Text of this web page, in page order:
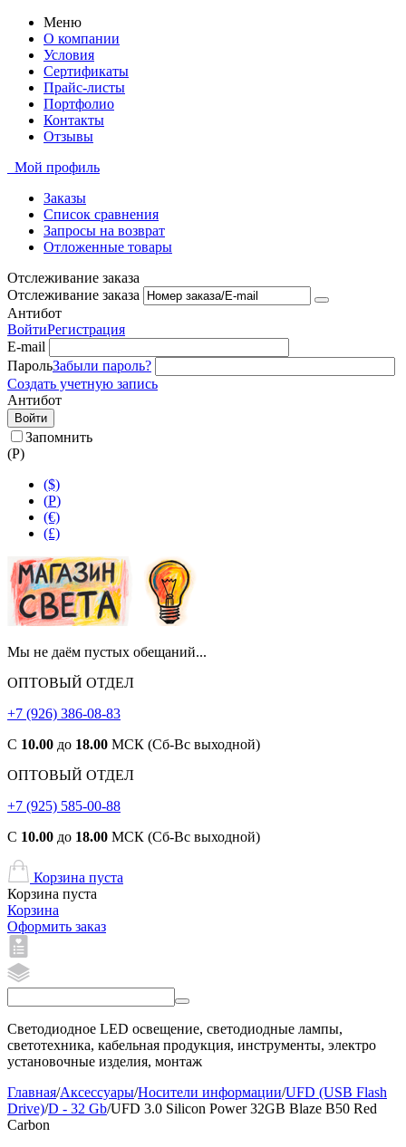
Меню
О компании
Условия
Сертификаты
Прайс-листы
Портфолио
Контакты
Отзывы
Мой профиль
Заказы
Список сравнения
Запросы на возврат
Отложенные товары
Отслеживание заказа
Отслеживание заказа
Антибот
ВойтиРегистрация
E-mail
ПарольЗабыли пароль?
Создать учетную запись
Антибот
Войти
Запомнить
(Р)
($)
(Р)
(€)
(£)
Мы не даём пустых обещаний...
ОПТОВЫЙ ОТДЕЛ
+7 (926) 386-08-83
С 10.00 до 18.00 МСК (Сб-Вс выходной)
ОПТОВЫЙ ОТДЕЛ
+7 (925) 585-00-88
С 10.00 до 18.00 МСК (Сб-Вс выходной)
Корзина пуста
Корзина пуста
Корзина
Оформить заказ
Светодиодное LED освещение, светодиодные лампы,
светотехника, кабельная продукция, инструменты, электро
установочные изделия, монтаж
Главная/Аксессуары/Носители информации/UFD (USB Flash
Drive)/D - 32 Gb/UFD 3.0 Silicon Power 32GB Blaze B50 Red
Carbon